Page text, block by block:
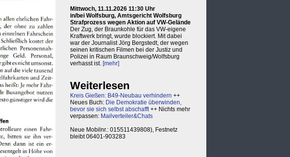
Mittwoch, 11.11.2026 11:30 Uhr
in/bei Wolfsburg, Amtsgericht Wolfsburg
Strafprozess wegen Aktion auf VW-Gelände
Der Zug, der Braunkohle für das VW-eigene
Kraftwerk bringt, wurde blockiert. Mit dabei
war der Journalist Jörg Bergstedt, der wegen
seinen kritischen Filmen bei der Justiz und
Polizei in Raum Braunschweig/Wolfsburg
verhasst ist. [mehr]
Weiterlesen
Kreis Gießen: B49-Neubau verhindern ++
Neues Buch: Die Demokratie überwinden,
bevor sie sich selbst abschafft++ Nichts mehr
verpassen: Mailverteiler&Chats
Neue Mobilnr.: 015511439808), Festnetz
bleibt 06401-903283